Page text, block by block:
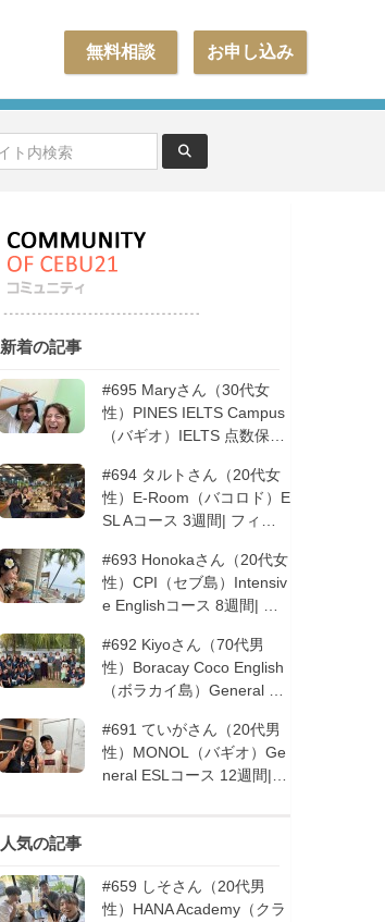
お申し込み
無料相談
新着の記事
#695 Maryさん（30代女
性）PINES IELTS Campus
（バギオ）IELTS 点数保証
#694 タルトさん（20代女
性）E-Room（バコロド）E
SL Aコース 3週間| フィリ
#693 Honokaさん（20代女
性）CPI（セブ島）Intensiv
e Englishコース 8週間| フ
#692 Kiyoさん（70代男
性）Boracay Coco English
（ボラカイ島）General En
ピン留学5回目リピータ
ー）| フィリピン留学
#691 ていがさん（20代男
性）MONOL（バギオ）Ge
neral ESLコース 12週間|
人気の記事
#659 しそさん（20代男
性）HANA Academy（クラ